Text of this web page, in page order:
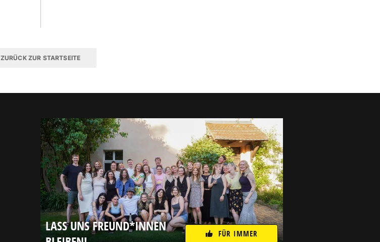
ZURÜCK ZUR STARTSEITE
LASS UNS FREUND*INNEN
FÜR IMMER